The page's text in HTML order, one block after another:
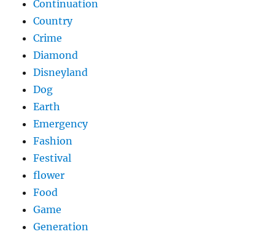
Continuation
Country
Crime
Diamond
Disneyland
Dog
Earth
Emergency
Fashion
Festival
flower
Food
Game
Generation